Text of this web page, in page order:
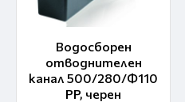
Водосборен
отводнителен
канал 500/280/Ф110
PP, черен